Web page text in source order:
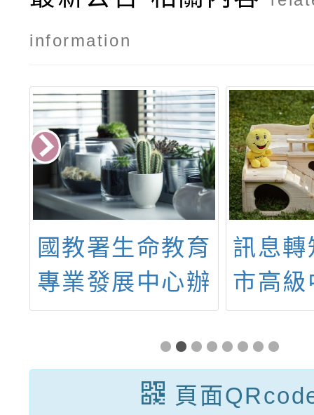
information
國教署生命教育
專業發展中心辦
理「生命聊天
室」線上研習課
訊息
市高
學校
115學
制特
頁面